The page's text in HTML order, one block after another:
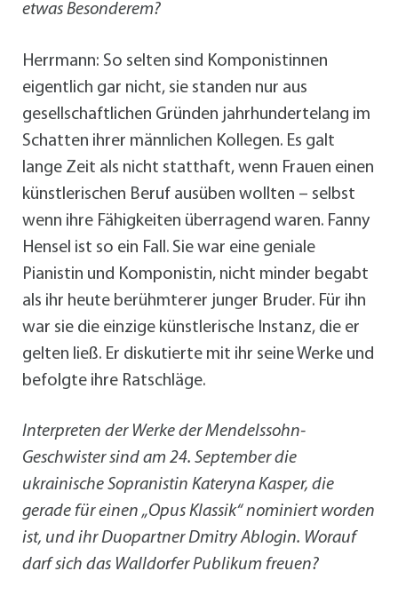
etwas Besonderem?
Herrmann: So selten sind Komponistinnen
eigentlich gar nicht, sie standen nur aus
gesellschaftlichen Gründen jahrhundertelang im
Schatten ihrer männlichen Kollegen. Es galt
lange Zeit als nicht statthaft, wenn Frauen einen
künstlerischen Beruf ausüben wollten – selbst
wenn ihre Fähigkeiten überragend waren. Fanny
Hensel ist so ein Fall. Sie war eine geniale
Pianistin und Komponistin, nicht minder begabt
als ihr heute berühmterer junger Bruder. Für ihn
war sie die einzige künstlerische Instanz, die er
gelten ließ. Er diskutierte mit ihr seine Werke und
befolgte ihre Ratschläge.
Interpreten der Werke der Mendelssohn-
Geschwister sind am 24. September die
ukrainische Sopranistin Kateryna Kasper, die
gerade für einen „Opus Klassik“ nominiert worden
ist, und ihr Duopartner Dmitry Ablogin. Worauf
darf sich das Walldorfer Publikum freuen?